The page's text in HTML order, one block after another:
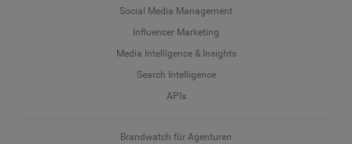
Social Media Management
Influencer Marketing
Media Intelligence & Insights
Search Intelligence
APIs
Brandwatch für Agenturen